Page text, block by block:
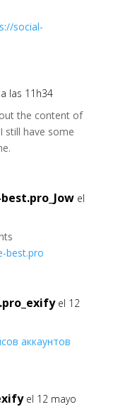
social-
las 11h34
the content of
still have some
el
best.pro
el 12
аккаунтов
el 12 mayo